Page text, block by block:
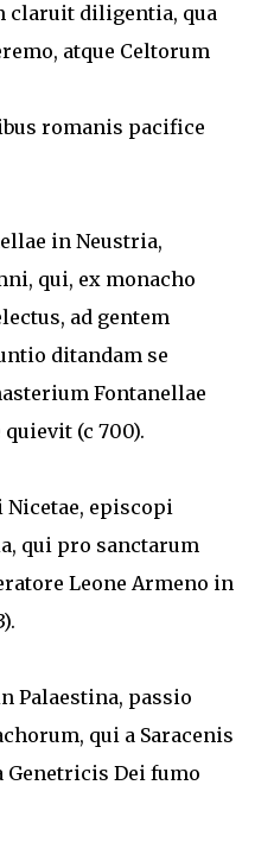
claruit diligentia, qua
atque Celtorum
romanis pacifice
in Neustria,
qui, ex monacho
ad gentem
ditandam se
Fontanellae
(c 700).
Nicetae, episcopi
qui pro sanctarum
Leone Armeno in
Palaestina, passio
qui a Saracenis
Dei fumo